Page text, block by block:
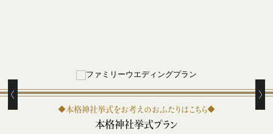
◆本格神社挙式をお考えのおふたりはこちら◆
本格神社挙式プラン